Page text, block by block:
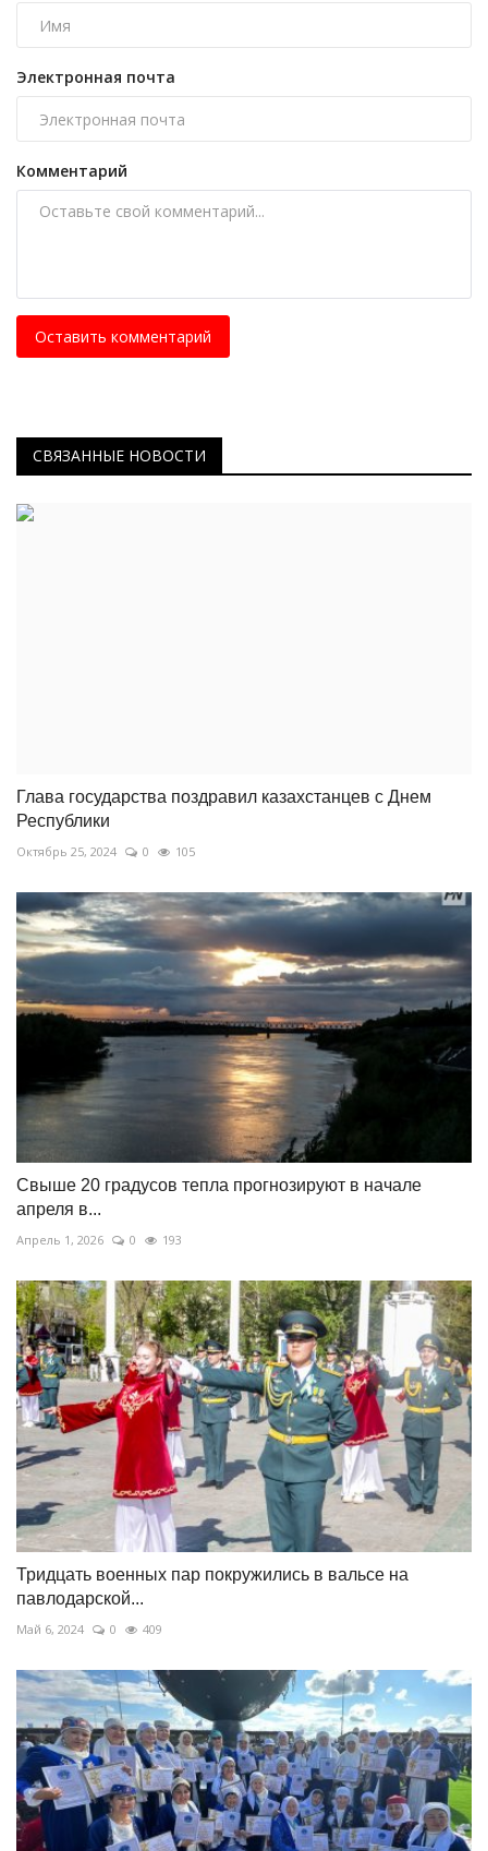
Электронная почта
Комментарий
Оставить комментарий
СВЯЗАННЫЕ НОВОСТИ
Глава государства поздравил казахстанцев с Днем
Республики
Октябрь 25, 2024 0 105
Свыше 20 градусов тепла прогнозируют в начале
апреля в...
Апрель 1, 2026 0 193
Тридцать военных пар покружились в вальсе на
павлодарской...
Май 6, 2024 0 409